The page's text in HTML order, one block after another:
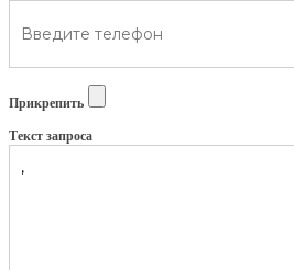
Прикрепить
Текст запроса